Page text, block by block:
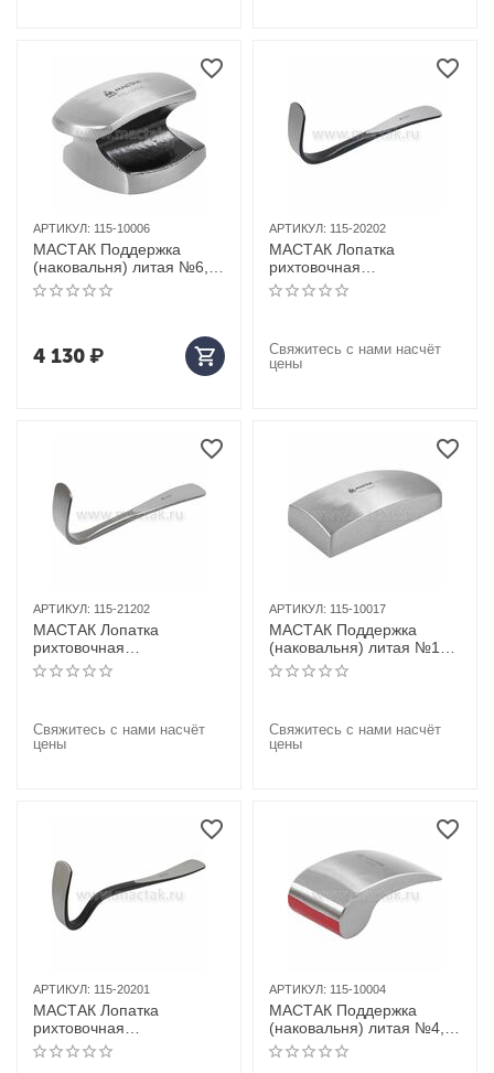
АРТИКУЛ: 115-10006
МАСТАК Поддержка
(наковальня) литая №6,
"наковальня"
4 130₽
АРТИКУЛ: 115-20202
МАСТАК Лопатка
рихтовочная
двусторонняя,
полированная, "L-
Свяжитесь с нами насчёт
цены
АРТИКУЛ: 115-21202
МАСТАК Лопатка
рихтовочная
двусторонняя, "L-
образная"
Свяжитесь с нами насчёт
цены
АРТИКУЛ: 115-10017
МАСТАК Поддержка
(наковальня) литая №17,
тонкая полукруглая
Свяжитесь с нами насчёт
цены
АРТИКУЛ: 115-20201
МАСТАК Лопатка
рихтовочная
двусторонняя,
полированная, "крюк"
АРТИКУЛ: 115-10004
МАСТАК Поддержка
(наковальня) литая №4,
"запятая"